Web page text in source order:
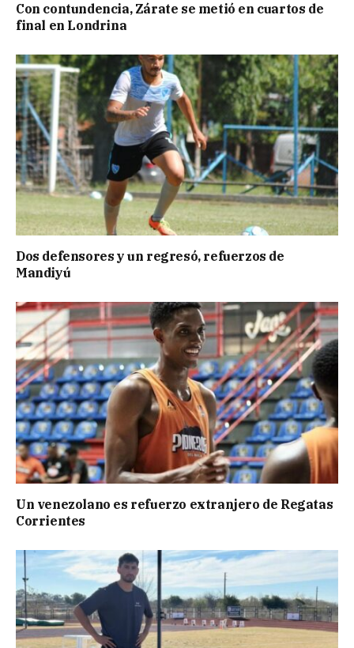
Con contundencia, Zárate se metió en cuartos de
final en Londrina
Dos defensores y un regresó, refuerzos de
Mandiyú
Un venezolano es refuerzo extranjero de Regatas
Corrientes